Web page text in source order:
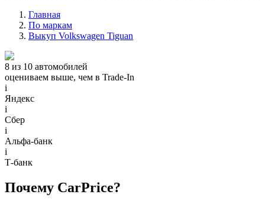
Главная
По маркам
Выкуп Volkswagen Tiguan
8 из 10 автомобилей
оцениваем выше, чем в Trade‑In
i
Яндекс
i
Сбер
i
Альфа-банк
i
Т-банк
Почему CarPrice?